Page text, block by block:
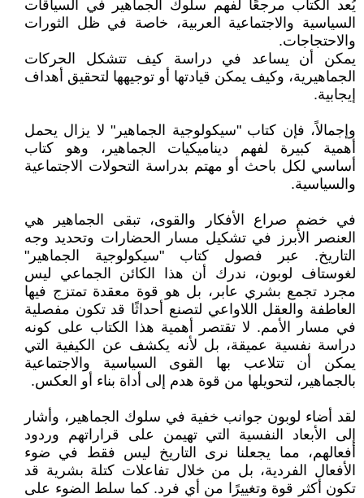
يُعد الكتاب مرجعًا لفهم سلوك الجماهير في السياقات
السياسية والاجتماعية العربية، خاصة في ظل الثورات
والاحتجاجات.
يمكن أن يساعد في دراسة كيف تتشكل الحركات
الجماهيرية، وكيف يمكن قيادتها أو توجيهها لتحقيق أهداف
إيجابية.
وإجمالاً، فإن كتاب "سيكولوجية الجماهير" لا يزال يحمل
أهمية كبيرة لفهم ديناميكيات الجماهير، وهو كتاب
أساسي لكل باحث أو مهتم بدراسة التحولات الاجتماعية
والسياسية.
في خضم صراع الأفكار والقوى، تبقى الجماهير هي
العنصر الأبرز في تشكيل مسار الحضارات وتحديد وجه
التاريخ. عبر فصول كتاب "سيكولوجية الجماهير"
لغوستاف لوبون، ندرك أن هذا الكائن الجماعي ليس
مجرد تجمع بشري عابر، بل هو قوة معقدة تمتزج فيها
العاطفة والعقل اللاواعي لتصنع أحداثًا قد تكون مفصلية
في مسار الأمم. لا تقتصر أهمية هذا الكتاب على كونه
دراسة نفسية عميقة، بل لأنه يكشف عن الكيفية التي
يمكن أن تتلاعب بها القوى السياسية والاجتماعية
بالجماهير، لتحويلها من قوة هدم إلى أداة بناء أو العكس.
لقد أضاء لوبون جوانب خفية في سلوك الجماهير، وأشار
إلى الأبعاد النفسية التي تهيمن على قراراتهم وردود
أفعالهم، مما يجعلنا نرى التاريخ ليس فقط في ضوء
الأفعال الفردية، بل من خلال تفاعلات كتلة بشرية قد
تكون أكثر قوة وتغييرًا من أي فرد. كما سلط الضوء على